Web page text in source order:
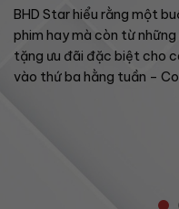
BHD Star hiểu rằng một
phim hay mà còn từ
tặng ưu đãi đặc biệt cho
vào thứ ba hằng tuần –